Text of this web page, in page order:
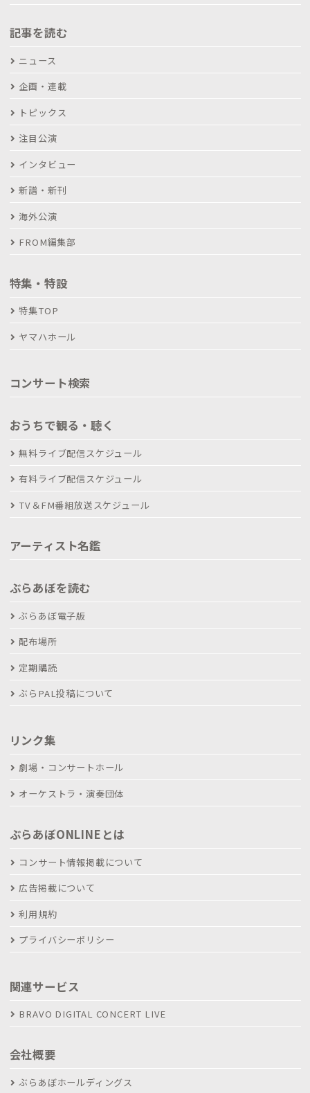
記事を読む
ニュース
企画・連載
トピックス
注目公演
インタビュー
新譜・新刊
海外公演
FROM編集部
特集・特設
特集TOP
ヤマハホール
コンサート検索
おうちで観る・聴く
無料ライブ配信スケジュール
有料ライブ配信スケジュール
TV＆FM番組放送スケジュール
アーティスト名鑑
ぶらあぼを読む
ぶらあぼ電子版
配布場所
定期購読
ぶらPAL投稿について
リンク集
劇場・コンサートホール
オーケストラ・演奏団体
ぶらあぼONLINEとは
コンサート情報掲載について
広告掲載について
利用規約
プライバシーポリシー
関連サービス
BRAVO DIGITAL CONCERT LIVE
会社概要
ぶらあぼホールディングス